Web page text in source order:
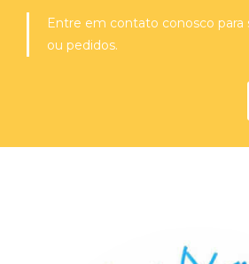
Entre em contato conosco para
ou pedidos.